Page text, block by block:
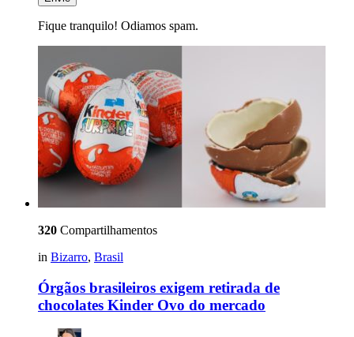
Fique tranquilo! Odiamos spam.
320 Compartilhamentos
in Bizarro, Brasil
Órgãos brasileiros exigem retirada de
chocolates Kinder Ovo do mercado